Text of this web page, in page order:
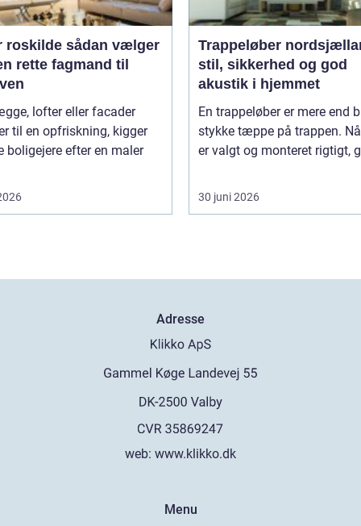
sådan vælger
rette fagmand til
lofter eller facader
til en opfriskning, kigger
boligejere efter en maler
Trappeløber
stil, sikkerhed og god
akustik i hjemmet
En trappeløber er mere end
stykke tæppe på trappen.
er valgt og monteret rigtigt,
30 juni 2026
Adresse
web: www.klikko.dk
Menu